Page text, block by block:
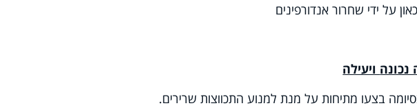
על ידי שחרור אנדורפינים
נכונה ויעילה
בצעו מתיחות על מנת למנוע התכווצות שרירים.